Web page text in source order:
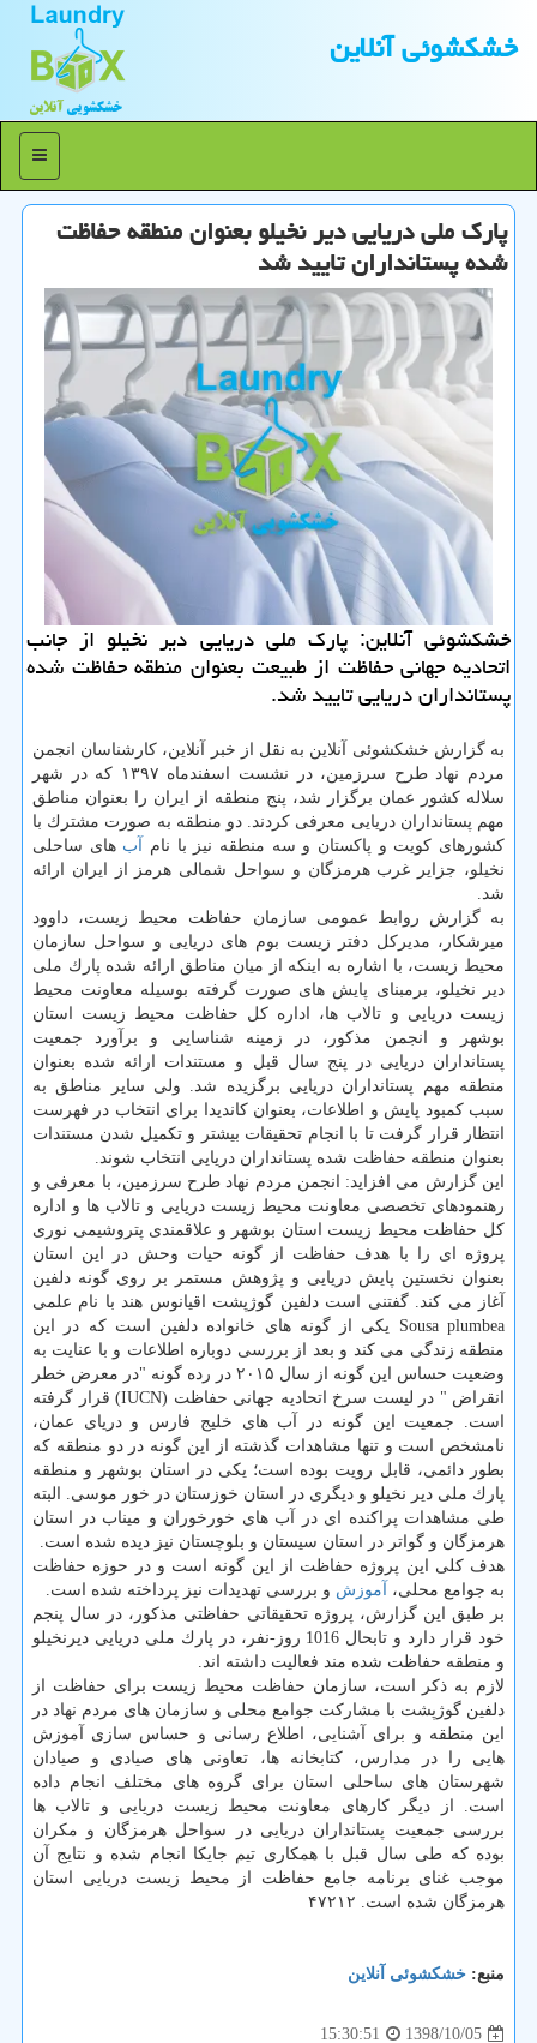
خشكشوئی آنلاین
منو
پارك ملی دریایی دیر نخیلو بعنوان منطقه حفاظت
شده پستانداران تایید شد
خشكشوئی آنلاین: پارك ملی دریایی دیر نخیلو از جانب
اتحادیه جهانی حفاظت از طبیعت بعنوان منطقه حفاظت شده
پستانداران دریایی تایید شد.
به گزارش خشكشوئی آنلاین به نقل از خبر آنلاین، كارشناسان انجمن
مردم نهاد طرح سرزمین، در نشست اسفندماه ۱۳۹۷ كه در شهر
سلاله كشور عمان برگزار شد، پنج منطقه از ایران را بعنوان مناطق
مهم پستانداران دریایی معرفی كردند. دو منطقه به صورت مشترك با
كشورهای كویت و پاكستان و سه منطقه نیز با نام آب های ساحلی
نخیلو، جزایر غرب هرمزگان و سواحل شمالی هرمز از ایران ارائه
شد.
به گزارش روابط عمومی سازمان حفاظت محیط زیست، داوود
میرشكار، مدیركل دفتر زیست بوم های دریایی و سواحل سازمان
محیط زیست، با اشاره به اینكه از میان مناطق ارائه شده پارك ملی
دیر نخیلو، برمبنای پایش های صورت گرفته بوسیله معاونت محیط
زیست دریایی و تالاب ها، اداره كل حفاظت محیط زیست استان
بوشهر و انجمن مذكور، در زمینه شناسایی و برآورد جمعیت
پستانداران دریایی در پنج سال قبل و مستندات ارائه شده بعنوان
منطقه مهم پستانداران دریایی برگزیده شد. ولی سایر مناطق به
سبب كمبود پایش و اطلاعات، بعنوان كاندیدا برای انتخاب در فهرست
انتظار قرار گرفت تا با انجام تحقیقات بیشتر و تكمیل شدن مستندات
بعنوان منطقه حفاظت شده پستانداران دریایی انتخاب شوند.
این گزارش می افزاید: انجمن مردم نهاد طرح سرزمین، با معرفی و
رهنمودهای تخصصی معاونت محیط زیست دریایی و تالاب ها و اداره
كل حفاظت محیط زیست استان بوشهر و علاقمندی پتروشیمی نوری
پروژه ای را با هدف حفاظت از گونه حیات وحش در این استان
بعنوان نخستین پایش دریایی و پژوهش مستمر بر روی گونه دلفین
آغاز می كند. گفتنی است دلفین گوژپشت اقیانوس هند با نام علمی
Sousa plumbea یكی از گونه های خانواده دلفین است كه در این
منطقه زندگی می كند و بعد از بررسی دوباره اطلاعات و با عنایت به
وضعیت حساس این گونه از سال ۲۰۱۵ در رده گونه "در معرض خطر
انقراض " در لیست سرخ اتحادیه جهانی حفاظت (IUCN) قرار گرفته
است. جمعیت این گونه در آب های خلیج فارس و دریای عمان،
نامشخص است و تنها مشاهدات گذشته از این گونه در دو منطقه كه
بطور دائمی، قابل رویت بوده است؛ یكی در استان بوشهر و منطقه
پارك ملی دیر نخیلو و دیگری در استان خوزستان در خور موسی. البته
طی مشاهدات پراكنده ای در آب های خورخوران و میناب در استان
هرمزگان و گواتر در استان سیستان و بلوچستان نیز دیده شده است.
هدف كلی این پروژه حفاظت از این گونه است و در حوزه حفاظت
به جوامع محلی، آموزش و بررسی تهدیدات نیز پرداخته شده است.
بر طبق این گزارش، پروژه تحقیقاتی حفاظتی مذكور، در سال پنجم
خود قرار دارد و تابحال 1016 روز-نفر، در پارك ملی دریایی دیرنخیلو
و منطقه حفاظت شده مند فعالیت داشته اند.
لازم به ذكر است، سازمان حفاظت محیط زیست برای حفاظت از
دلفین گوژپشت با مشاركت جوامع محلی و سازمان های مردم نهاد در
این منطقه و برای آشنایی، اطلاع رسانی و حساس سازی آموزش
هایی را در مدارس، كتابخانه ها، تعاونی های صیادی و صیادان
شهرستان های ساحلی استان برای گروه های مختلف انجام داده
است. از دیگر كارهای معاونت محیط زیست دریایی و تالاب ها
بررسی جمعیت پستانداران دریایی در سواحل هرمزگان و مكران
بوده كه طی سال قبل با همكاری تیم جایكا انجام شده و نتایج آن
موجب غنای برنامه جامع حفاظت از محیط زیست دریایی استان
هرمزگان شده است. ۴۷۲۱۲
منبع: خشكشوئی آنلاین
1398/10/05
15:30:51